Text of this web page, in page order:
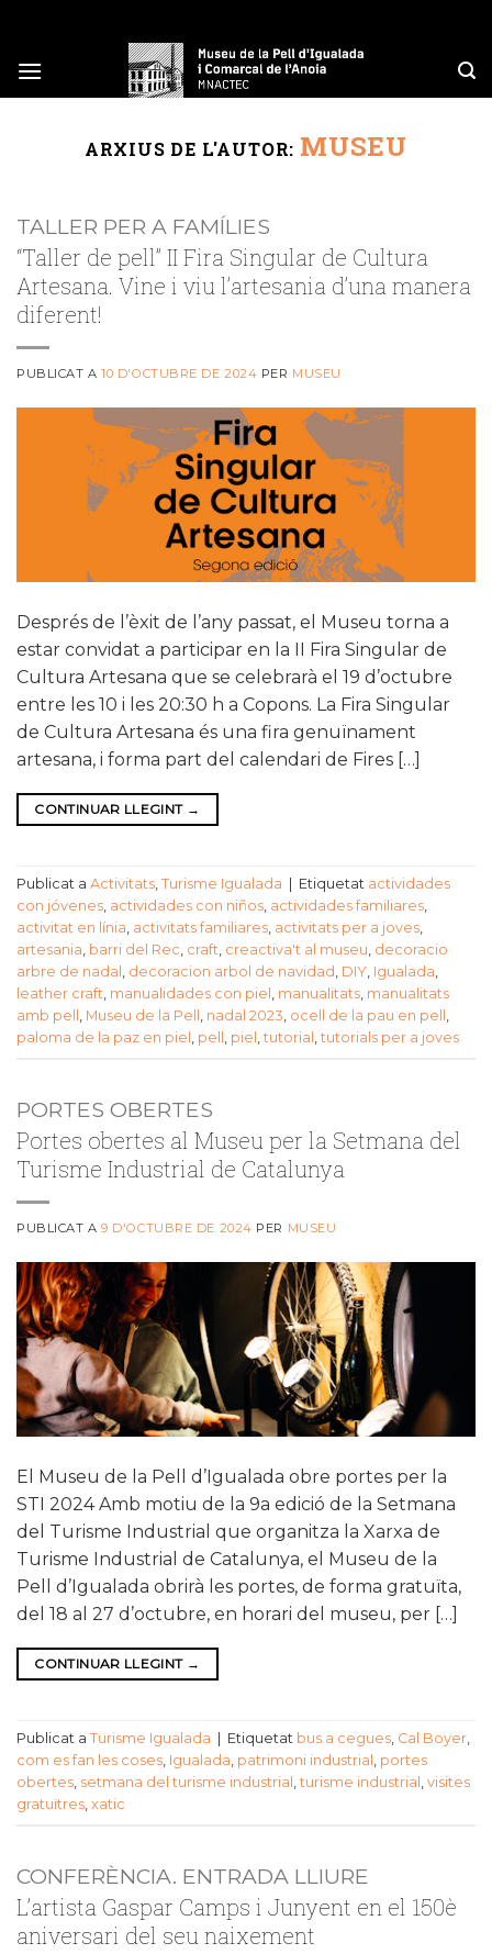
content
ARXIUS DE L'AUTOR: MUSEU
TALLER PER A FAMÍLIES
“Taller de pell” II Fira Singular de Cultura
Artesana. Vine i viu l’artesania d’una manera
diferent!
PUBLICAT A10 D'OCTUBRE DE 2024 PER MUSEU
Després de l’èxit de l’any passat, el Museu torna a
estar convidat a participar en la II Fira Singular de
Cultura Artesana que se celebrarà el 19 d’octubre
entre les 10 i les 20:30 h a Copons. La Fira Singular
de Cultura Artesana és una fira genuïnament
artesana, i forma part del calendari de Fires […]
CONTINUAR LLEGINT →
Publicat a Activitats, Turisme Igualada Etiquetat actividades
con jóvenes, actividades con niños, actividades familiares,
activitat en línia, activitats familiares, activitats per a joves,
artesania, barri del Rec, craft, creactiva't al museu, decoracio
arbre de nadal , decoracion arbol de navidad , DIY, Igualada,
leather craft, manualidades con piel , manualitats, manualitats
amb pell , Museu de la Pell , nadal 2023, ocell de la pau en pell ,
paloma de la paz en piel , pell , piel , tutorial , tutorials per a joves
PORTES OBERTES
Portes obertes al Museu per la Setmana del
Turisme Industrial de Catalunya
PUBLICAT A9 D'OCTUBRE DE 2024 PER MUSEU
El Museu de la Pell d’Igualada obre portes per la
STI 2024 Amb motiu de la 9a edició de la Setmana
del Turisme Industrial que organitza la Xarxa de
Turisme Industrial de Catalunya, el Museu de la
Pell d’Igualada obrirà les portes, de forma gratuïta,
del 18 al 27 d’octubre, en horari del museu, per […]
CONTINUAR LLEGINT →
Publicat a Turisme Igualada Etiquetat bus a cegues, Cal Boyer,
com es fan les coses, Igualada, patrimoni industrial , portes
obertes, setmana del turisme industrial , turisme industrial , visites
gratuïtres, xatic
CONFERÈNCIA. ENTRADA LLIURE
L’artista Gaspar Camps i Junyent en el 150è
aniversari del seu naixement